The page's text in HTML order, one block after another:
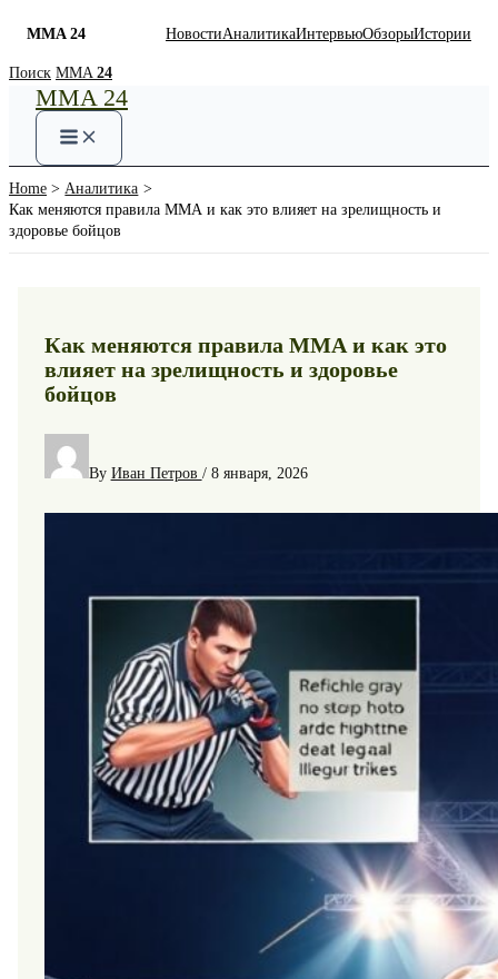
MMA 24 НовостиАналитикаИнтервьюОбзорыИстории
Skip
content
Поиск MMA 24
MMA 24
Home
Аналитика
Как меняются правила ММА и как это влияет на зрелищность и
здоровье бойцов
Как меняются правила ММА и как это
влияет на зрелищность и здоровье
бойцов
By Иван Петров / 8 января, 2026